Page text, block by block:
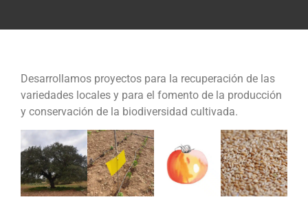
Desarrollamos proyectos para la recuperación de las
variedades locales y para el fomento de la producción
y conservación de la biodiversidad cultivada.